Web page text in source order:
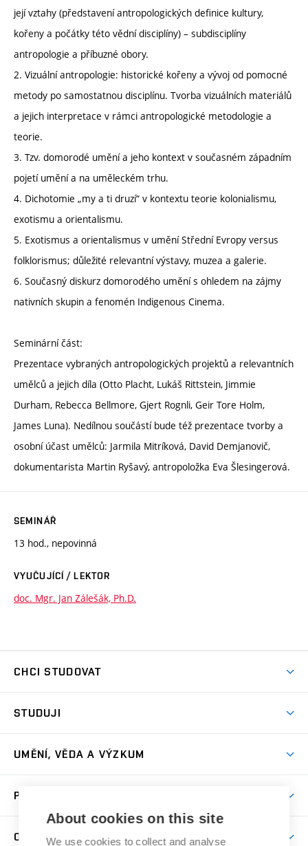
její vztahy (představení antropologických definice kultury,
kořeny a počátky této vědní disciplíny) – subdisciplíny
antropologie a příbuzné obory.
2. Vizuální antropologie: historické kořeny a vývoj od pomocné
metody po samostatnou disciplínu. Tvorba vizuálních materiálů
a jejich interpretace v rámci antropologické metodologie a
teorie.
3. Tzv. domorodé umění a jeho kontext v současném západním
pojetí umění a na uměleckém trhu.
4. Dichotomie „my a ti druzí“ v kontextu teorie kolonialismu,
exotismu a orientalismu.
5. Exotismus a orientalismus v umění Střední Evropy versus
folklorismus; důležité relevantní výstavy, muzea a galerie.
6. Současný diskurz domorodého umění s ohledem na zájmy
nativních skupin a fenomén Indigenous Cinema.
Seminární část:
Prezentace vybraných antropologických projektů a relevantních
umělců a jejich díla (Otto Placht, Lukáš Rittstein, Jimmie
Durham, Rebecca Bellmore, Gjert Rognli, Geir Tore Holm,
James Luna). Nedílnou součástí bude též prezentace tvorby a
osobní účast umělců: Jarmila Mitríková, David Demjanovič,
dokumentarista Martin Ryšavý, antropoložka Eva Šlesingerová.
SEMINÁŘ
13 hod., nepovinná
VYUČUJÍCÍ / LEKTOR
doc. Mgr. Jan Zálešák, Ph.D.
CHCI STUDOVAT
Přijímačky
Dny otevřených dveří
Přípravné kurzy
Studium bez bariér
STUDUJI
Časový plán studia
Studijní předpisy a formuláře
Studium a stáže v zahraničí
UMĚNÍ, VĚDA A VÝZKUM
Publikační činnost
PRO VEŘEJNOST
Letní školy a semestrální kurzy
O FAKULTĚ
About cookies on this site
We use cookies to collect and analyse